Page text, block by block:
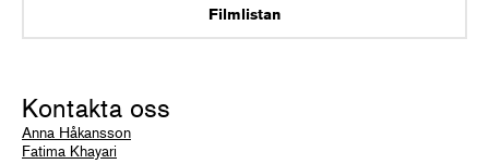
Filmlistan
Kontakta oss
Anna Håkansson
Fatima Khayari